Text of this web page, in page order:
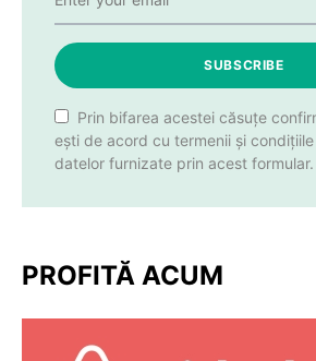
SUBSCRIBE
Prin bifarea acestei căsuțe
ești de acord cu termenii și
datelor furnizate prin acest formular.
PROFITĂ ACUM